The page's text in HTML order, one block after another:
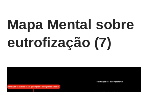
Mapa Mental sobre
eutrofização (7)